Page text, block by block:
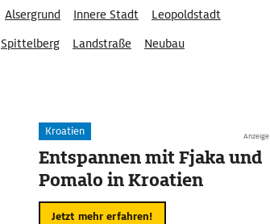
Alsergrund Innere Stadt
Leopoldstadt
Spittelberg Landstraße
Neubau
Anzeige
Kroatien
Entspannen mit Fjaka und
Pomalo in Kroatien
Jetzt mehr erfahren!